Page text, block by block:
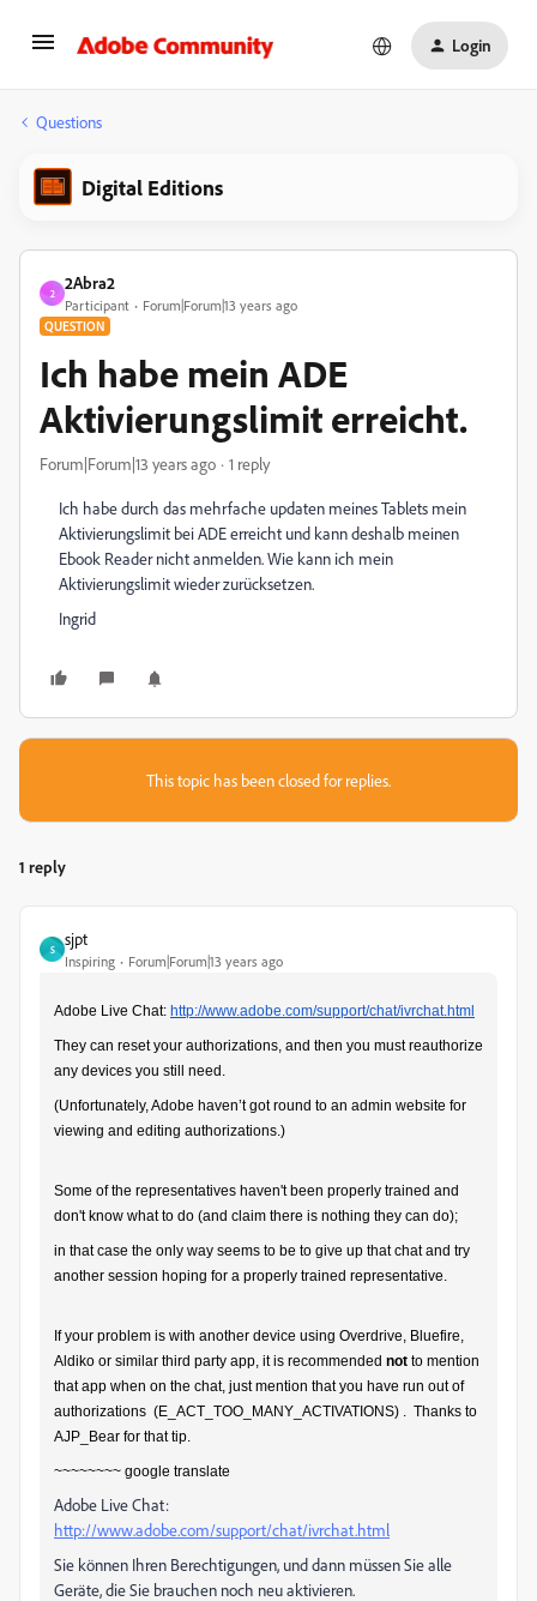
Login
Questions
Digital Editions
2
2Abra2
Participant Forum|Forum|13 years ago
QUESTION
Ich habe mein ADE
Aktivierungslimit erreicht.
Forum|Forum|13 years ago 1 reply
Ich habe durch das mehrfache updaten meines Tablets mein
Aktivierungslimit bei ADE erreicht und kann deshalb meinen
Ebook Reader nicht anmelden. Wie kann ich mein
Aktivierungslimit wieder zurücksetzen.
Ingrid
This topic has been closed for replies.
1 reply
S
sjpt
Inspiring Forum|Forum|13 years ago
Adobe Live Chat: http://www.adobe.com/support/chat/ivrchat.html
They can reset your authorizations, and then you must reauthorize
any devices you still need.
(Unfortunately, Adobe haven’t got round to an admin website for
viewing and editing authorizations.)
Some of the representatives haven't been properly trained and
don't know what to do (and claim there is nothing they can do);
in that case the only way seems to be to give up that chat and try
another session hoping for a properly trained representative.
If your problem is with another device using Overdrive, Bluefire,
Aldiko or similar third party app, it is recommended not to mention
that app when on the chat, just mention that you have run out of
authorizations (E_ACT_TOO_MANY_ACTIVATIONS) . Thanks to
AJP_Bear for that tip.
~~~~~~~~ google translate
Adobe Live Chat:
http://www.adobe.com/support/chat/ivrchat.html
Sie können Ihren Berechtigungen, und dann müssen Sie alle
Geräte, die Sie brauchen noch neu aktivieren.